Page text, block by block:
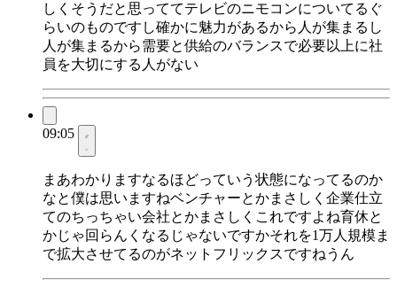
しくそうだと思っててテレビのニモコンについてるぐ
らいのものですし確かに魅力があるから人が集まるし
人が集まるから需要と供給のバランスで必要以上に社
員を大切にする人がない
09:05
まあわかりますなるほどっていう状態になってるのか
なと僕は思いますねベンチャーとかまさしく企業仕立
てのちっちゃい会社とかまさしくこれですよね育休と
かじゃ回らんくなるじゃないですかそれを1万人規模ま
で拡大させてるのがネットフリックスですねうん